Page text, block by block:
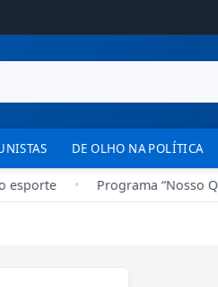
DE OLHO NA POLÍTICA
Programa “Nosso